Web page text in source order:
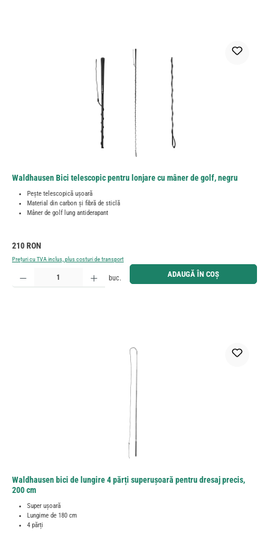
Waldhausen Bici telescopic pentru lonjare cu mâner de golf, negru
Pește telescopică ușoară
Material din carbon și fibră de sticlă
Mâner de golf lung antiderapant
Preț obișnuit:
210 RON
Prețuri cu TVA inclus, plus costuri de transport
Cantitate produs: Introduceți cantitatea dorită sau utilizați butoanele pentru a mări sau micșora
buc. ADAUGĂ ÎN COȘ
Waldhausen bici de lungire 4 părți superuşoară pentru dresaj precis,
200 cm
Super ușoară
Lungime de 180 cm
4 părți